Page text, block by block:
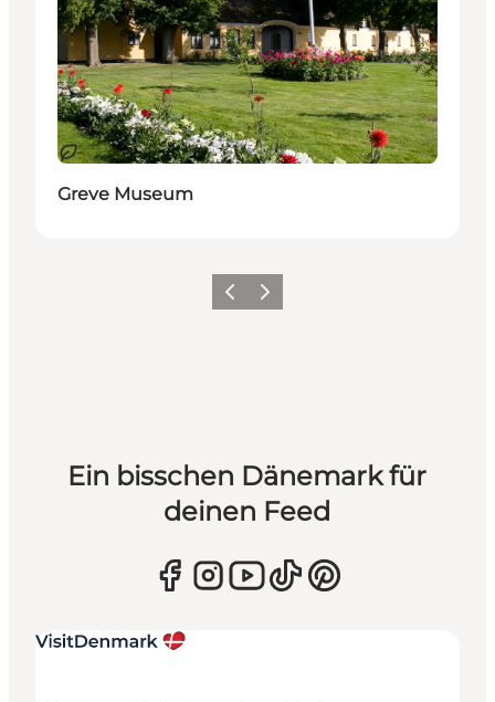
Nachhaltig
Greve Museum
ZurückWeiter
Ein bisschen Dänemark für
deinen Feed